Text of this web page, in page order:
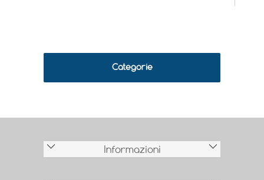
Categorie
Informazioni